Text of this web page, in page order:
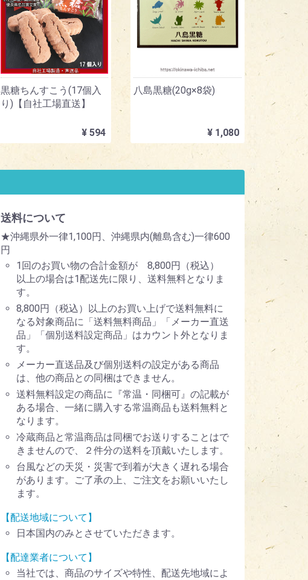
黒糖ちんすこう(17個入
り)【自社工場直送】
¥ 594
八島黒糖(20g×8袋)
¥ 1,080
送料について
★沖縄県外一律1,100円、沖縄県内(離島含む)一律600
円
1回のお買い物の合計金額が 8,800円（税込）
以上の場合は1配送先に限り、送料無料となりま
す。
8,800円（税込）以上のお買い上げで送料無料に
なる対象商品に「送料無料商品」「メーカー直送
品」「個別送料設定商品」はカウント外となりま
す。
メーカー直送品及び個別送料の設定がある商品
は、他の商品との同梱はできません。
送料無料設定の商品に『常温・同梱可』の記載が
ある場合、一緒に購入する常温商品も送料無料と
なります。
冷蔵商品と常温商品は同梱でお送りすることはで
きませんので、２件分の送料を頂戴いたします。
台風などの天災・災害で到着が大きく遅れる場合
があります。ご了承の上、ご注文をお願いいたし
ます。
【配送地域について】
日本国内のみとさせていただきます。
【配達業者について】
当社では、商品のサイズや特性、配送先地域によ